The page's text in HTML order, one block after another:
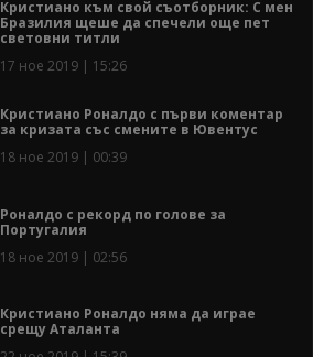
Кристиано към свой съотборник: С мен
Бразилия щеше да спечели още пет
световни титли
17 ное 2019 | 15:26
Кристиано Роналдо с първи коментар
за кризата със смените в Ювентус
18 ное 2019 | 00:39
Роналдо с рекорд по голове за
Португалия
18 ное 2019 | 02:56
Кристиано Роналдо няма да играе
срещу Аталанта